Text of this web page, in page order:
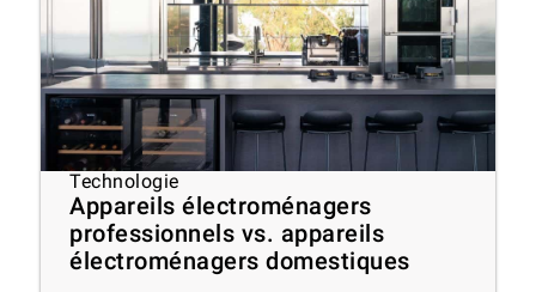
Technologie
Appareils électroménagers
professionnels vs. appareils
électroménagers domestiques